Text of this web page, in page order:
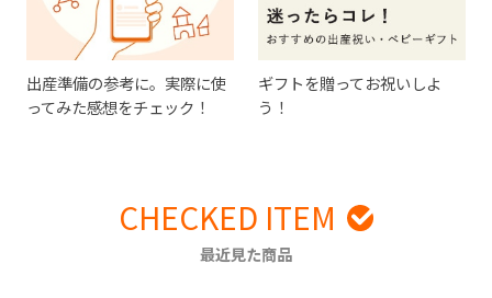
出産準備の参考に。実際に使
ってみた感想をチェック！
ギフトを贈ってお祝いしよ
う！
CHECKED ITEM
最近見た商品